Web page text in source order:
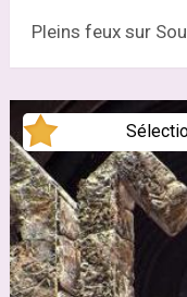
Pleins feux sur